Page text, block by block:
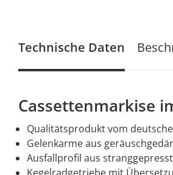
Technische Daten
Cassettenmarkise
Qualitätsprodukt vom
Gelenkarme aus
Ausfallprofil aus